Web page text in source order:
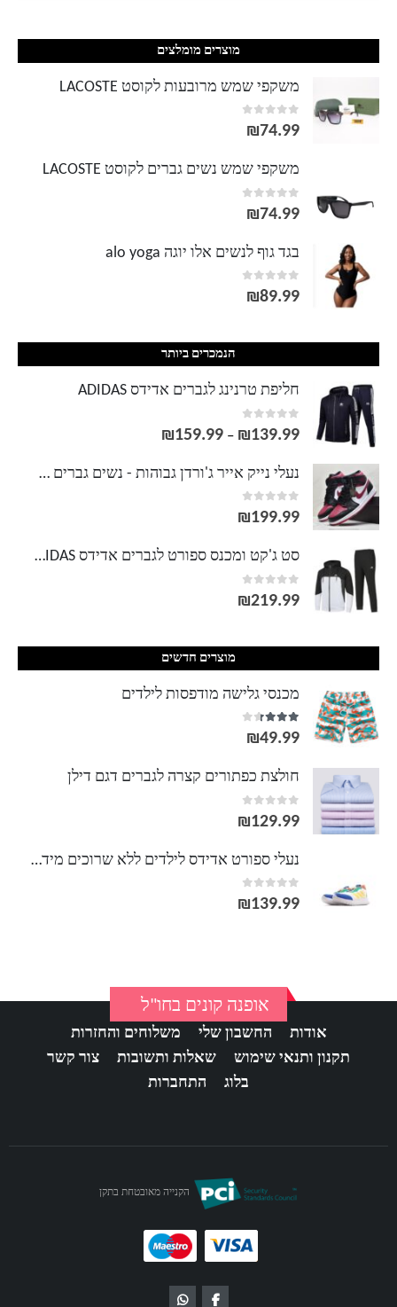
מוצרים מומלצים
משקפי שמש מרובעות לקוסט LACOSTE
0
out of 5
₪74.99
משקפי שמש נשים גברים לקוסט LACOSTE
0
out of 5
₪74.99
בגד גוף לנשים אלו יוגה alo yoga
0
out of 5
₪89.99
הנמכרים ביותר
חליפת טרנינג לגברים אדידס ADIDAS
0
out of 5
₪139.99
–
₪159.99
נעלי נייק אייר ג'ורדן גבוהות - נשים גברים NIKE AIR JORDAN
0
out of 5
₪199.99
סט ג'קט ומכנס ספורט לגברים אדידס ADIDAS
0
out of 5
₪219.99
מוצרים חדשים
מכנסי גלישה מודפסות לילדים
3.33
out of 5
₪49.99
חולצת כפתורים קצרה לגברים דגם דילן
0
out of 5
₪129.99
נעלי ספורט אדידס לילדים ללא שרוכים מידות 28-37 ADIDAS
0
out of 5
₪139.99
אופנה קונים בחו"ל
אודות החשבון שלי
משלוחים והחזרות
תקנון ותנאי שימוש
שאלות ותשובות
צור קשר
בלוג
התחברות
הקנייה מאובטחת בתקן